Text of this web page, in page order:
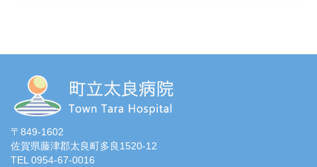
〒849-1602
佐賀県藤津郡太良町多良1520-12
TEL 0954-67-0016